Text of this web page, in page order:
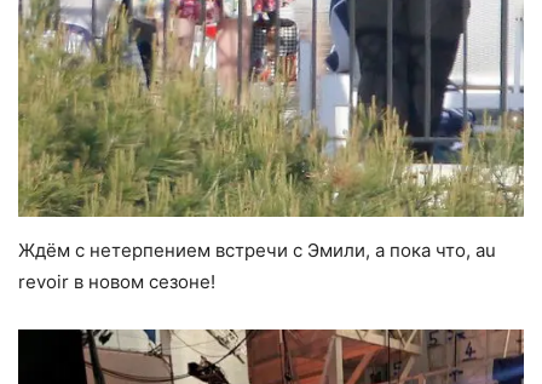
Ждём с нетерпением встречи с Эмили, а пока что, au
revoir в новом сезоне!